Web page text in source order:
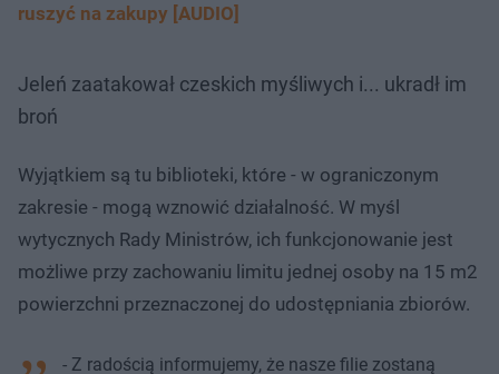
ruszyć na zakupy [AUDIO]
Jeleń zaatakował czeskich myśliwych i... ukradł im
broń
Wyjątkiem są tu biblioteki, które - w ograniczonym
zakresie - mogą wznowić działalność. W myśl
wytycznych Rady Ministrów, ich funkcjonowanie jest
możliwe przy zachowaniu limitu jednej osoby na 15 m2
powierzchni przeznaczonej do udostępniania zbiorów.
- Z radością informujemy, że nasze filie zostaną